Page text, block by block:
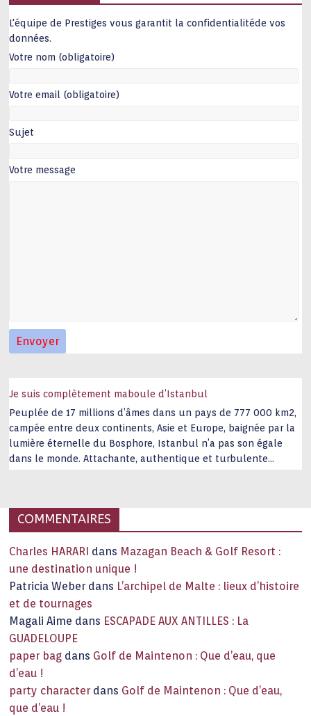
L'équipe de Prestiges vous garantit la confidentialitéde vos
données.
Votre nom (obligatoire)
Votre email (obligatoire)
Sujet
Votre message
Je suis complètement maboule d’Istanbul
Peuplée de 17 millions d’âmes dans un pays de 777 000 km2,
campée entre deux continents, Asie et Europe, baignée par la
lumière éternelle du Bosphore, Istanbul n’a pas son égale
dans le monde. Attachante, authentique et turbulente
COMMENTAIRES
Charles HARARI dans Mazagan Beach & Golf Resort :
une destination unique !
Patricia Weber dans L’archipel de Malte : lieux d’histoire
et de tournages
Magali Aime dans ESCAPADE AUX ANTILLES : La
GUADELOUPE
paper bag dans Golf de Maintenon : Que d’eau, que
d’eau !
party character dans Golf de Maintenon : Que d’eau,
que d’eau !